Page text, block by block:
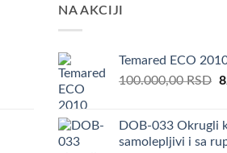
NA AKCIJI
Temared ECO
100.000,00RSD
DOB-033 Okrugli
samolepljivi i sa